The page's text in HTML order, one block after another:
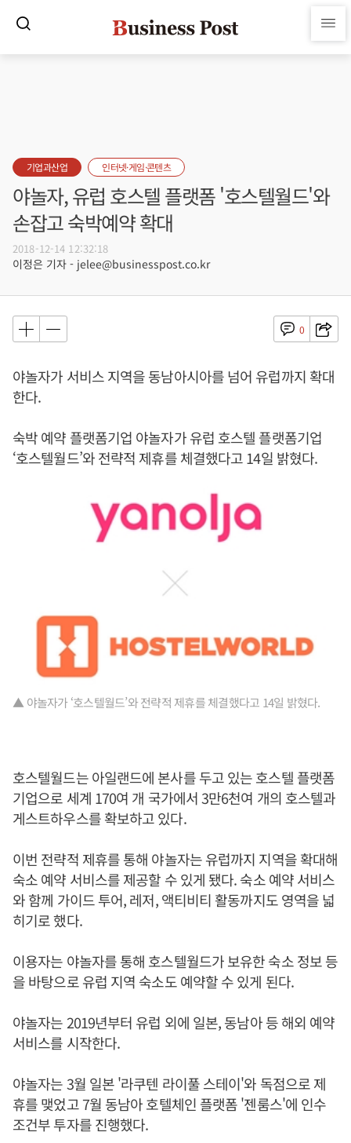
기업과산업 인터넷·게임·콘텐츠
야놀자, 유럽 호스텔 플랫폼 '호스텔월드'와
손잡고 숙박예약 확대
2018-12-14 12:32:18
이정은 기자 - jelee@businesspost.co.kr
0
야놀자가 서비스 지역을 동남아시아를 넘어 유럽까지 확대
한다.
숙박 예약 플랫폼기업 야놀자가 유럽 호스텔 플랫폼기업
‘호스텔월드’와 전략적 제휴를 체결했다고 14일 밝혔다.
▲ 야놀자가 ‘호스텔월드’와 전략적 제휴를 체결했다고 14일 밝혔다.
호스텔월드는 아일랜드에 본사를 두고 있는 호스텔 플랫폼
기업으로 세계 170여 개 국가에서 3만6천여 개의 호스텔과
게스트하우스를 확보하고 있다.
이번 전략적 제휴를 통해 야놀자는 유럽까지 지역을 확대해
숙소 예약 서비스를 제공할 수 있게 됐다. 숙소 예약 서비스
와 함께 가이드 투어, 레저, 액티비티 활동까지도 영역을 넓
히기로 했다.
이용자는 야놀자를 통해 호스텔월드가 보유한 숙소 정보 등
을 바탕으로 유럽 지역 숙소도 예약할 수 있게 된다.
야놀자는 2019년부터 유럽 외에 일본, 동남아 등 해외 예약
서비스를 시작한다.
야놀자는 3월 일본 '라쿠텐 라이풀 스테이'와 독점으로 제
휴를 맺었고 7월 동남아 호텔체인 플랫폼 '젠룸스'에 인수
조건부 투자를 진행했다.